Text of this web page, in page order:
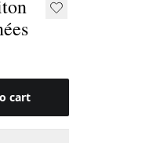
cart